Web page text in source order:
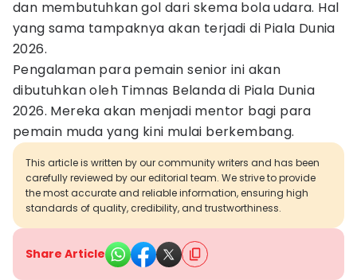
dan membutuhkan gol dari skema bola udara. Hal
yang sama tampaknya akan terjadi di Piala Dunia
2026.
Pengalaman para pemain senior ini akan
dibutuhkan oleh Timnas Belanda di Piala Dunia
2026. Mereka akan menjadi mentor bagi para
pemain muda yang kini mulai berkembang.
This article is written by our community writers and has been
carefully reviewed by our editorial team. We strive to provide
the most accurate and reliable information, ensuring high
standards of quality, credibility, and trustworthiness.
Share Article